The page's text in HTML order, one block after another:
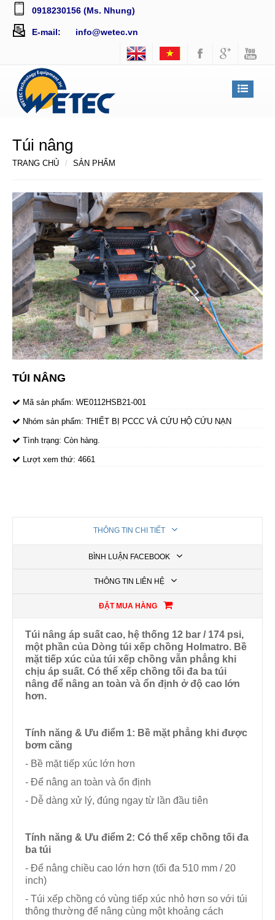
0918230156 (Ms. Nhung)
E-mail: info@wetec.vn
Túi nâng
TRANG CHỦ SẢN PHẨM
TÚI NÂNG
Mã sản phẩm: WE0112HSB21-001
Nhóm sản phẩm: THIẾT BỊ PCCC VÀ CỨU HỘ CỨU NẠN
Tình trạng: Còn hàng.
Lượt xem thứ: 4661
THÔNG TIN CHI TIẾT
BÌNH LUẬN FACEBOOK
THÔNG TIN LIÊN HỆ
ĐẶT MUA HÀNG
Túi nâng áp suất cao, hệ thống 12 bar / 174 psi,
một phần của Dòng túi xếp chồng Holmatro. Bề
mặt tiếp xúc của túi xếp chồng vẫn phẳng khi
chịu áp suất. Có thể xếp chồng tối đa ba túi
nâng để nâng an toàn và ổn định ở độ cao lớn
hơn.
Tính năng & Ưu điểm 1: Bề mặt phẳng khi được
bơm căng
- Bề mặt tiếp xúc lớn hơn
- Để nâng an toàn và ổn định
- Dễ dàng xử lý, đúng ngay từ lần đầu tiên
Tính năng & Ưu điểm 2: Có thể xếp chồng tối đa
ba túi
- Để nâng chiều cao lớn hơn (tối đa 510 mm / 20
inch)
- Túi xếp chồng có vùng tiếp xúc nhỏ hơn so với túi
thông thường để nâng cùng một khoảng cách